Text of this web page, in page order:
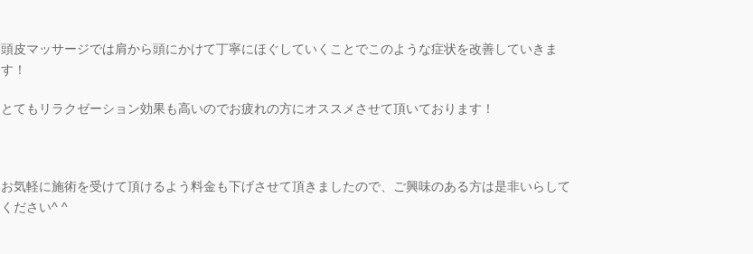
頭皮マッサージでは肩から頭にかけて丁寧にほぐしていくことでこのような症状を改善していきま
す！
とてもリラクゼーション効果も高いのでお疲れの方にオススメさせて頂いております！
お気軽に施術を受けて頂けるよう料金も下げさせて頂きましたので、ご興味のある方は是非いらして
ください^ ^